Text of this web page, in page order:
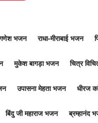
भजन राधा-मीराबाई भजन
मुकेश बागड़ा भजन चित्र
उपासना मेहता भजन धीरज
बिंदु जी महाराज भजन ब्रम्हानंद